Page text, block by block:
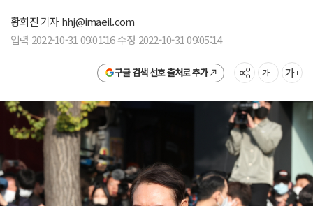
황희진 기자hhj@imaeil.com
입력 2022-10-31 09:01:16 수정 2022-10-31 09:05:14
구글 검색 선호 출처로 추가